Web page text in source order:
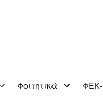
Φοιτητικά ΦΕΚ-